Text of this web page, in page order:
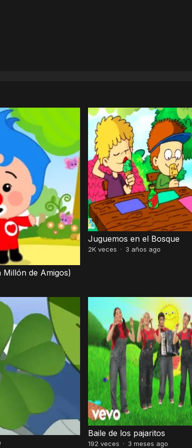
de Amigos)
Juguemos en el Bosque
2Kveces · 3 años ago
Baile de los pajaritos
192 veces · 3 meses ago